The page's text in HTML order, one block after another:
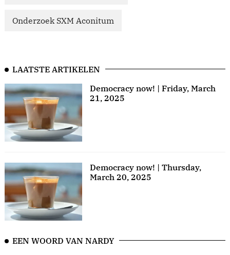
Onderzoek SXM Aconitum
LAATSTE ARTIKELEN
Democracy now! | Friday, March
21, 2025
Democracy now! | Thursday,
March 20, 2025
EEN WOORD VAN NARDY